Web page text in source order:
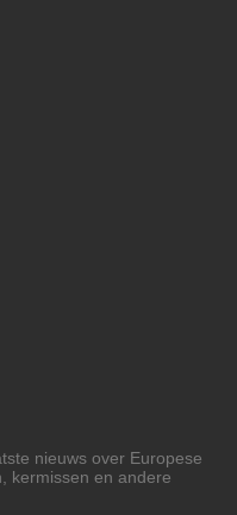
nieuws over Europese
kermissen en andere